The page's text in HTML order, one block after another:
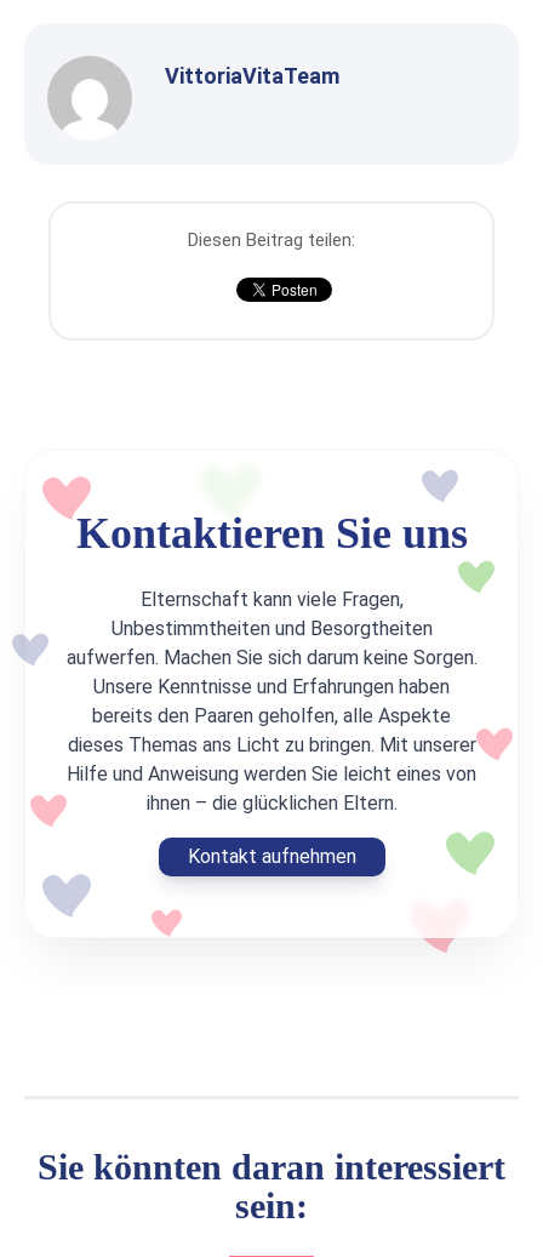
VittoriaVitaTeam
Diesen Beitrag teilen:
Kontaktieren Sie uns
Elternschaft kann viele Fragen,
Unbestimmtheiten und Besorgtheiten
aufwerfen. Machen Sie sich darum keine Sorgen.
Unsere Kenntnisse und Erfahrungen haben
bereits den Paaren geholfen, alle Aspekte
dieses Themas ans Licht zu bringen. Mit unserer
Hilfe und Anweisung werden Sie leicht eines von
ihnen – die glücklichen Eltern.
Kontakt aufnehmen
Sie könnten daran interessiert
sein: